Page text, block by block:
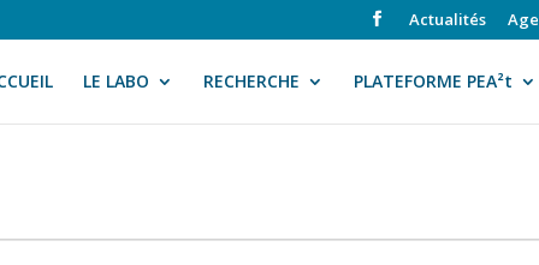
Actualités
LE LABO RECHERCHE PLATEFORME PEA²t